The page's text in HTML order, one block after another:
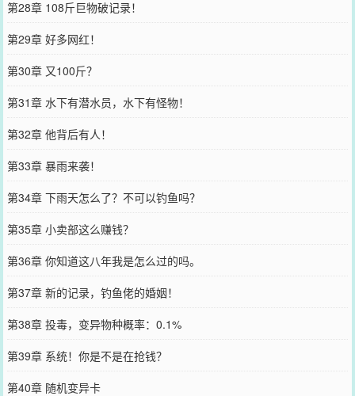
第28章 108斤巨物破记录！
第29章 好多网红！
第30章 又100斤？
第31章 水下有潜水员，水下有怪物！
第32章 他背后有人！
第33章 暴雨来袭！
第34章 下雨天怎么了？不可以钓鱼吗？
第35章 小卖部这么赚钱？
第36章 你知道这八年我是怎么过的吗。
第37章 新的记录，钓鱼佬的婚姻！
第38章 投毒，变异物种概率：0.1%
第39章 系统！你是不是在抢钱？
第40章 随机变异卡